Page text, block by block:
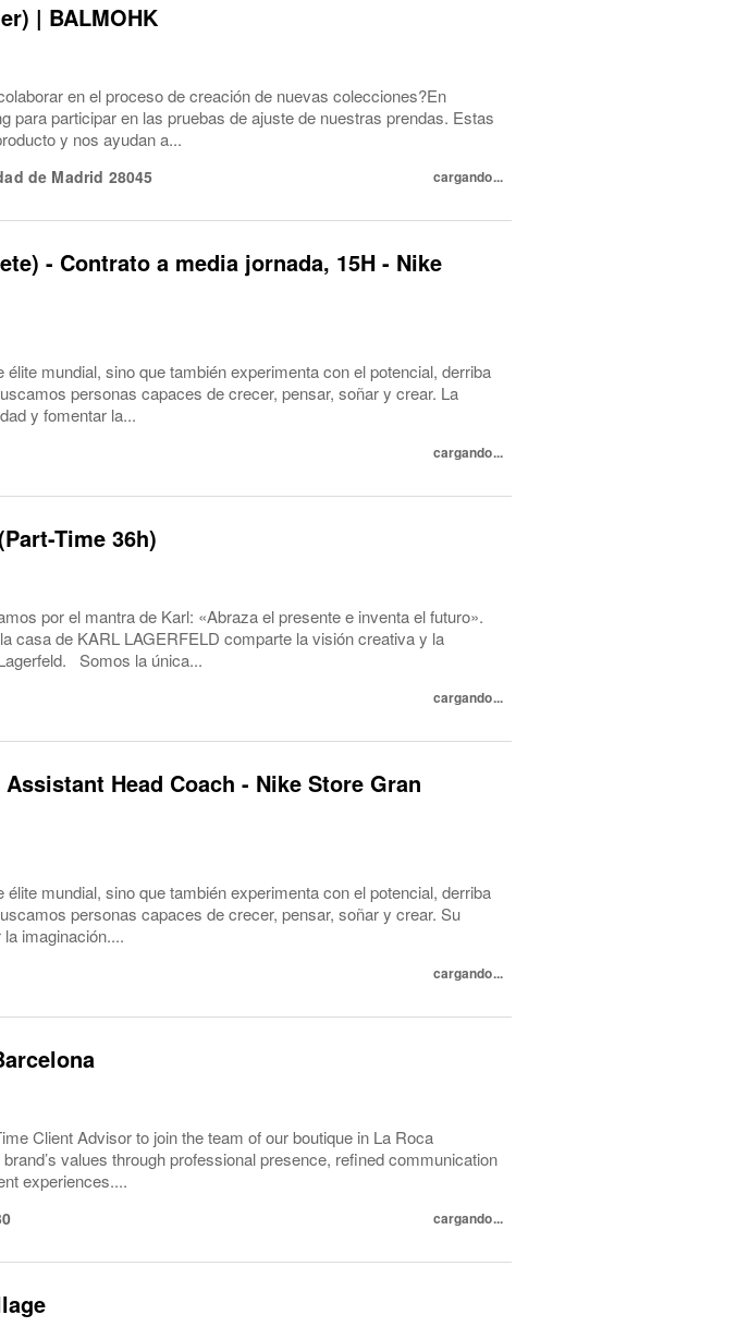
| BALMOHK
en el proceso de creación de nuevas colecciones?En
para participar en las pruebas de ajuste de nuestras prendas. Estas
y nos ayudan a...
de Madrid 28045 cargando...
- Contrato a media jornada, 15H - Nike
mundial, sino que también experimenta con el potencial, derriba
personas capaces de crecer, pensar, soñar y crear. La
y fomentar la...
cargando...
Time 36h)
por el mantra de Karl: «Abraza el presente e inventa el futuro».
casa de KARL LAGERFELD comparte la visión creativa y la
Somos la única...
cargando...
Head Coach - Nike Store Gran
mundial, sino que también experimenta con el potencial, derriba
personas capaces de crecer, pensar, soñar y crear. Su
imaginación....
cargando...
Client Advisor to join the team of our boutique in La Roca
values through professional presence, refined communication
experiences....
cargando...